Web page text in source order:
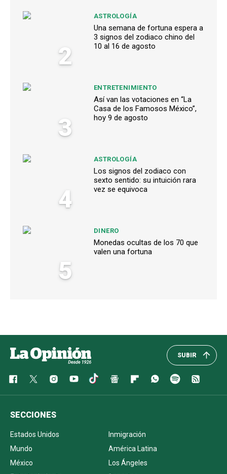
2
ASTROLOGÍA
Una semana de fortuna espera a
3 signos del zodiaco chino del
10 al 16 de agosto
3
ENTRETENIMIENTO
Así van las votaciones en “La
Casa de los Famosos México”,
hoy 9 de agosto
4
ASTROLOGÍA
Los signos del zodiaco con
sexto sentido: su intuición rara
vez se equivoca
5
DINERO
Monedas ocultas de los 70 que
valen una fortuna
SUBIR
SECCIONES
Estados Unidos
Inmigración
Mundo
América Latina
México
Los Ángeles